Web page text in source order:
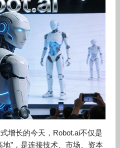
增长的今天，Robot.ai不仅是
”，是连接技术、市场、资本